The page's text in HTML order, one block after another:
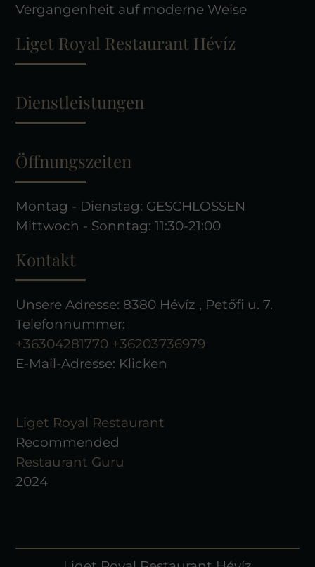
Vergangenheit auf moderne Weise
Liget Royal Restaurant Hévíz
Dienstleistungen
Öffnungszeiten
Montag - Dienstag: GESCHLOSSEN
Mittwoch - Sonntag: 11:30-21:00
Kontakt
Unsere Adresse: 8380 Hévíz , Petőfi u. 7.
Telefonnummer:
+36304281770 +36203736979
E-Mail-Adresse: Klicken
Liget Royal Restaurant
Recommended
Restaurant Guru
2024